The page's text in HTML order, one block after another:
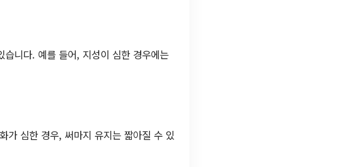
니다. 예를 들어, 지성이 심한 경우에는
가 심한 경우, 써마지 유지는 짧아질 수 있